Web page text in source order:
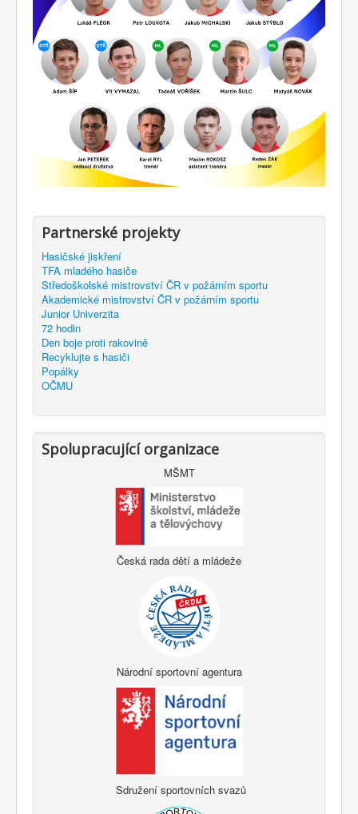
Partnerské projekty
Hasičské jiskření
TFA mladého hasiče
Středoškolské mistrovství ČR v požárním sportu
Akademické mistrovství ČR v požárním sportu
Junior Univerzita
72 hodin
Den boje proti rakovině
Recyklujte s hasiči
Popálky
OČMU
Spolupracující organizace
MŠMT
Česká rada dětí a mládeže
Národní sportovní agentura
Sdružení sportovních svazů